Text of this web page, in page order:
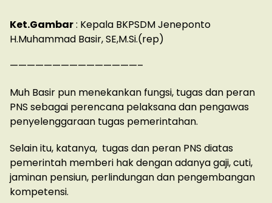
Ket.Gambar: Kepala BKPSDM Jeneponto
H.Muhammad Basir, SE,M.Si.(rep)
———————————————–
Muh Basir pun menekankan fungsi, tugas dan peran
PNS sebagai perencana pelaksana dan pengawas
penyelenggaraan tugas pemerintahan.
Selain itu, katanya, tugas dan peran PNS diatas
pemerintah memberi hak dengan adanya gaji, cuti,
jaminan pensiun, perlindungan dan pengembangan
kompetensi.